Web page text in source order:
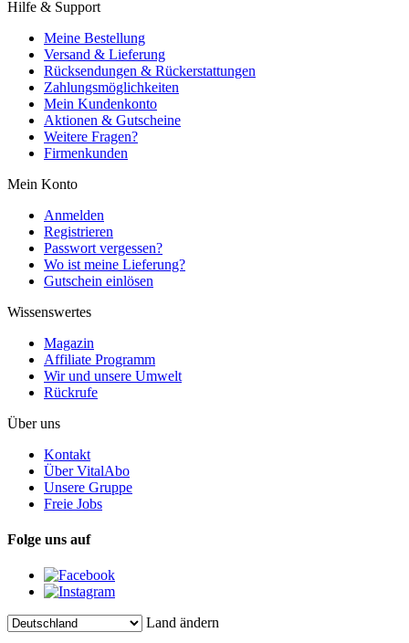
Hilfe & Support
Meine Bestellung
Versand & Lieferung
Rücksendungen & Rückerstattungen
Zahlungsmöglichkeiten
Mein Kundenkonto
Aktionen & Gutscheine
Weitere Fragen?
Firmenkunden
Mein Konto
Anmelden
Registrieren
Passwort vergessen?
Wo ist meine Lieferung?
Gutschein einlösen
Wissenswertes
Magazin
Affiliate Programm
Wir und unsere Umwelt
Rückrufe
Über uns
Kontakt
Über VitalAbo
Unsere Gruppe
Freie Jobs
Folge uns auf
Land ändern